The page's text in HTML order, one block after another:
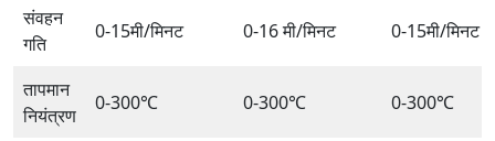
संवहन
गति
0-15मी/मिनट 0-16 मी/मिनट 0-15मी/मिनट
तापमान
नियंत्रण
0-300℃ 0-300℃ 0-300℃